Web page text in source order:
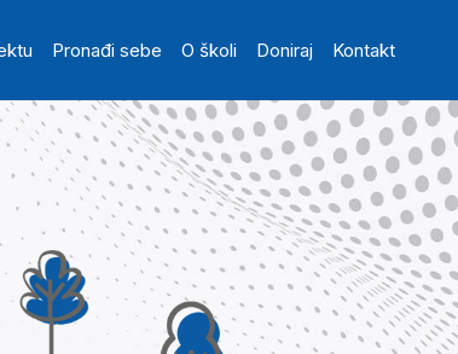
Pronađi sebe O školi Doniraj Kontakt